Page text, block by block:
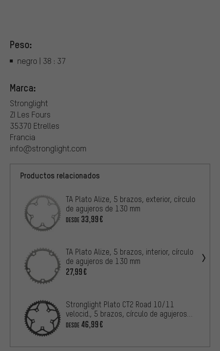
Peso:
negro | 38 : 37
Marca:
Stronglight
ZI Les Fours
35370 Etrelles
Francia
info@stronglight.com
Productos relacionados
TA Plato Alize, 5 brazos, exterior, círculo
de agujeros de 130 mm
DESDE 33,99€
TA Plato Alize, 5 brazos, interior, círculo
de agujeros de 130 mm
27,99€
Stronglight Plato CT2 Road 10/11
velocid., 5 brazos, círculo de agujeros
de 110 mm
DESDE 46,99€